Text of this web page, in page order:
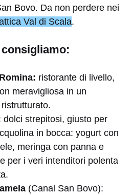
Bovo. Da non perdere nei
Val di Scala.
ristorante di livello,
meravigliosa in un
dolci strepitosi, giusto per
in bocca: yogurt con
meringa con panna e
per i veri intenditori polenta
(Canal San Bovo):